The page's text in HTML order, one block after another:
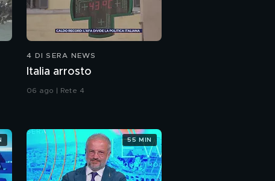
4 DI SERA NEWS
Italia arrosto
06 ago | Rete 4
55 MIN